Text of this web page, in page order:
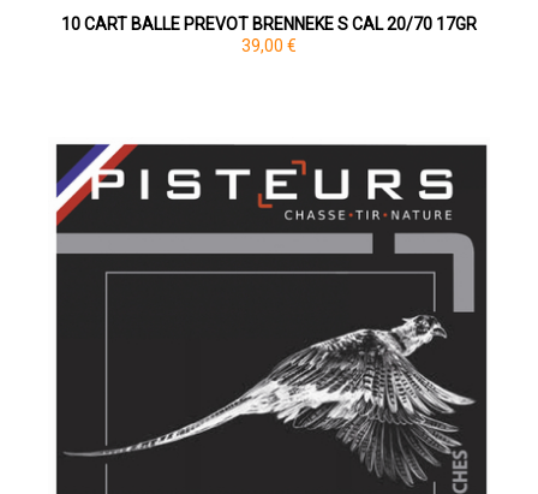
10 CART BALLE PREVOT BRENNEKE S CAL 20/70 17GR
39,00 €